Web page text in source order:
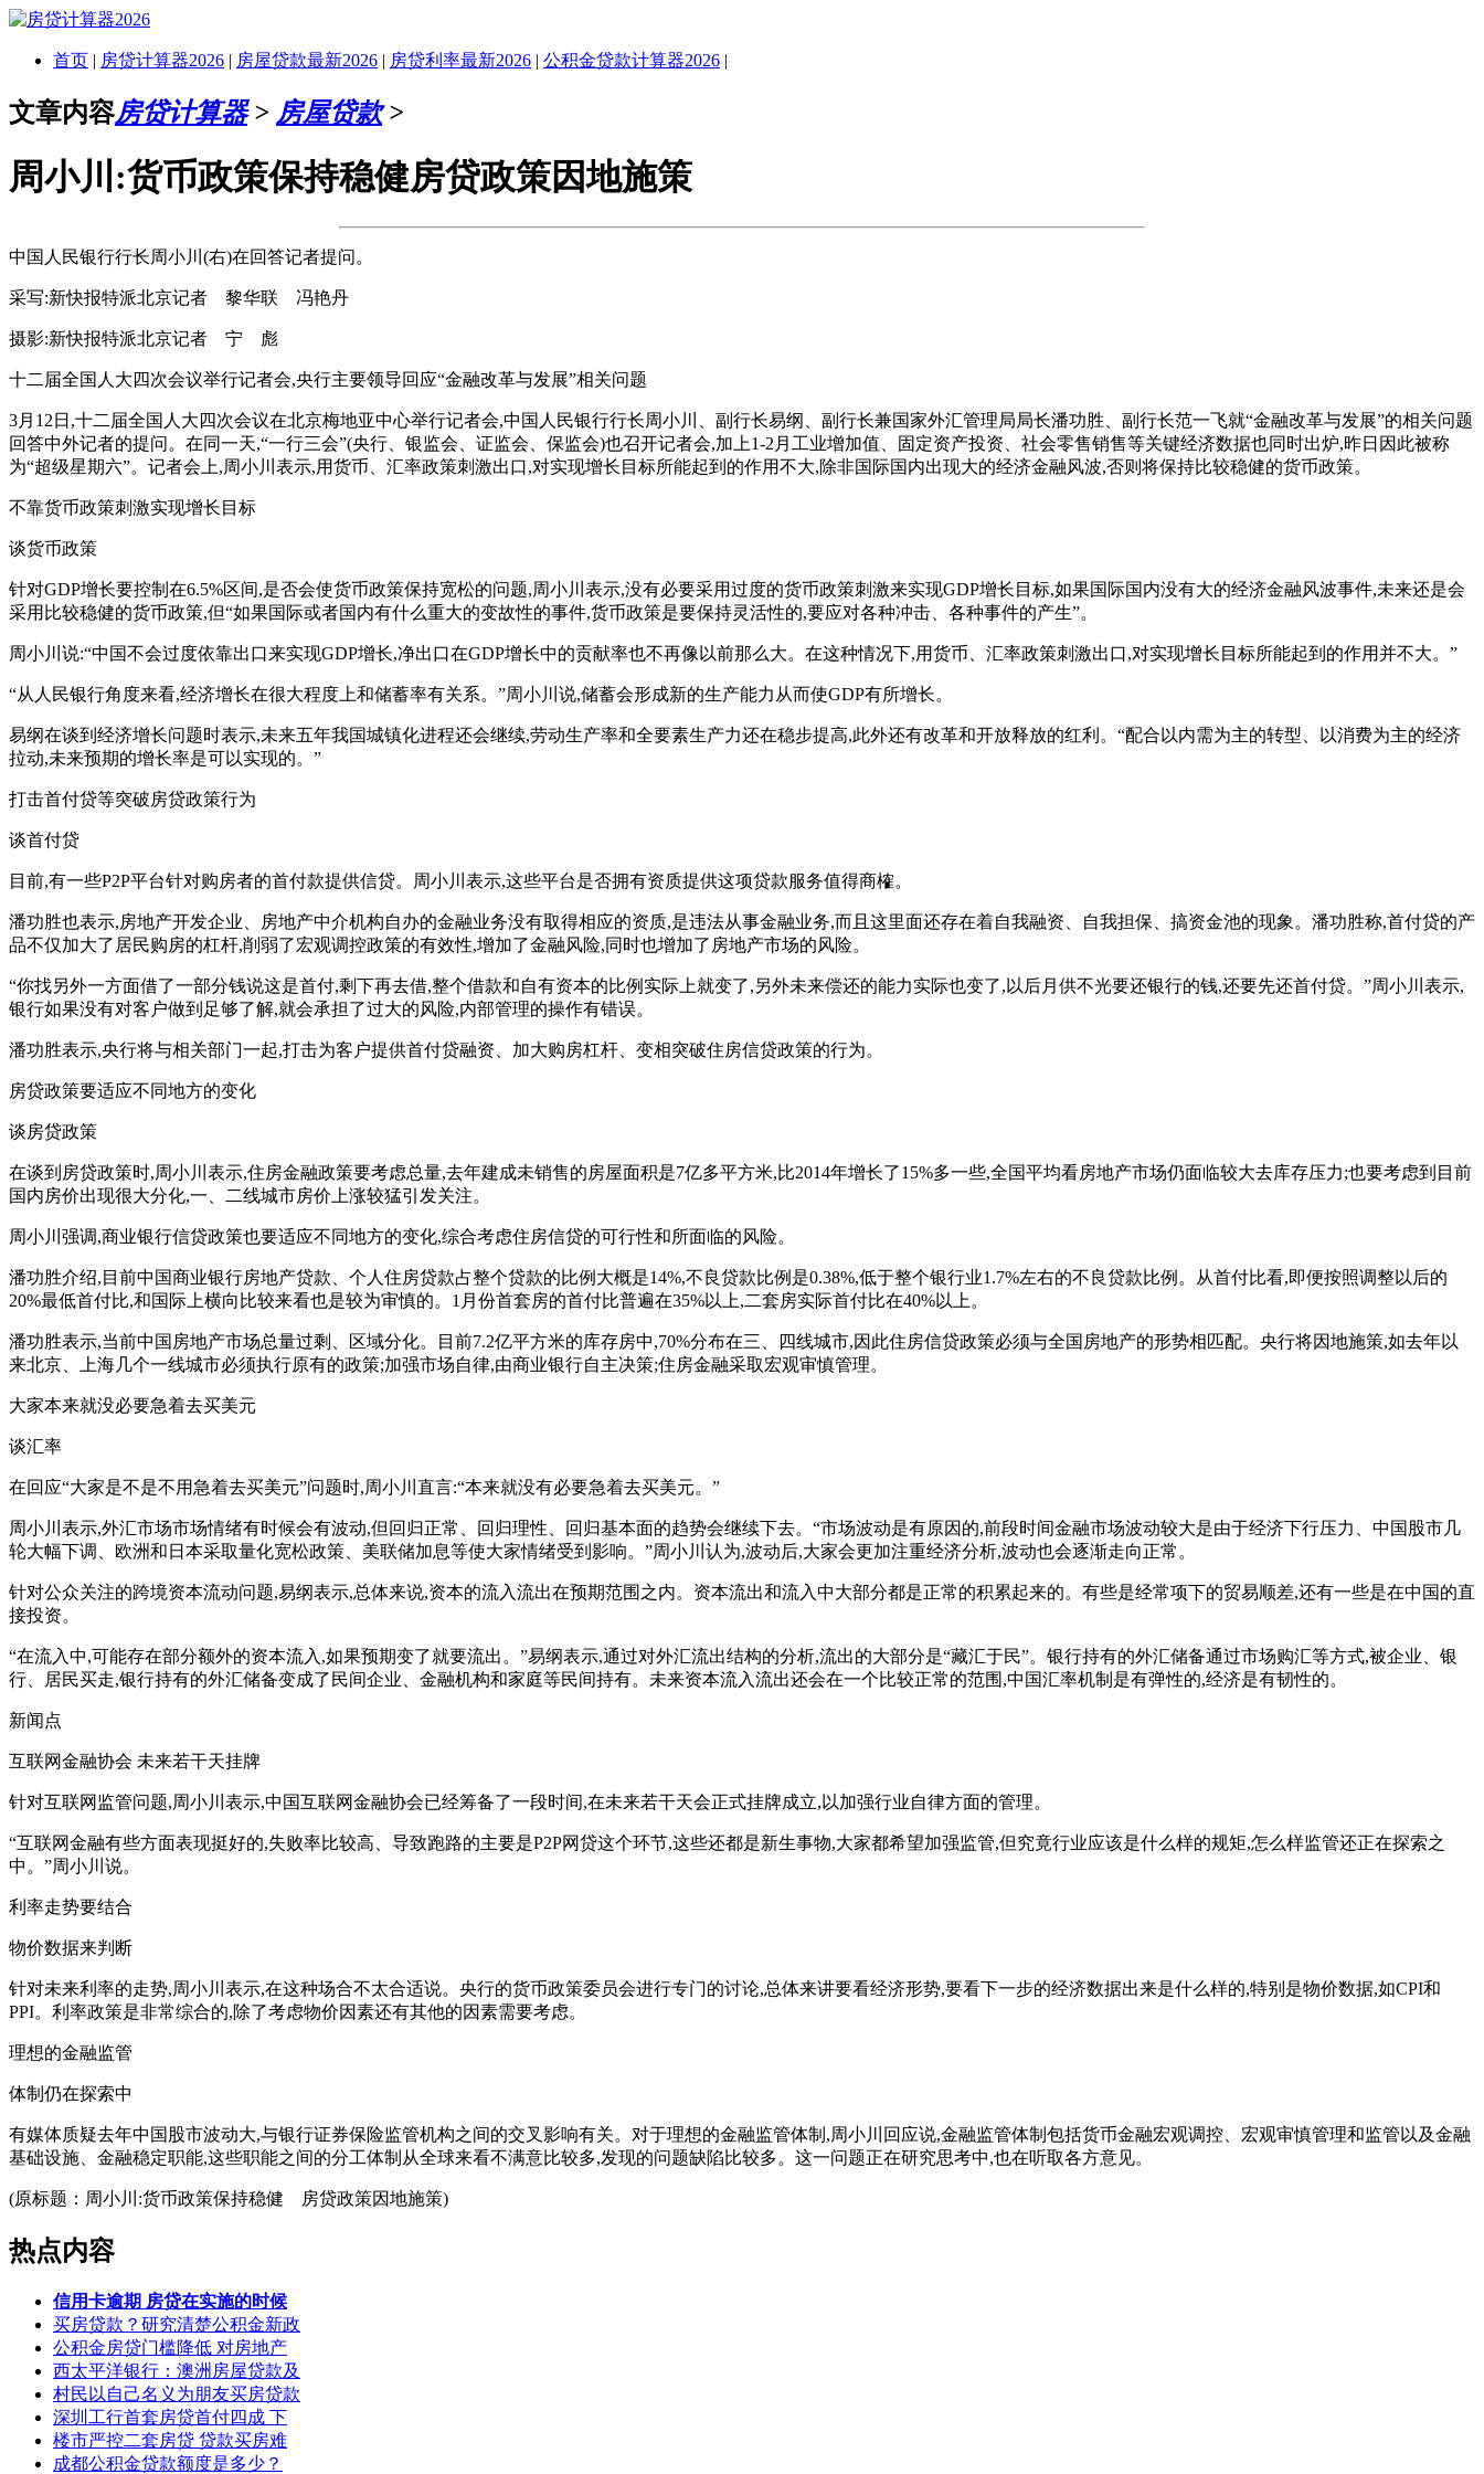
首页 | 房贷计算器2026 | 房屋贷款最新2026 | 房贷利率最新2026 | 公积金贷款计算器2026 |
文章内容房贷计算器> 房屋贷款>
周小川:货币政策保持稳健房贷政策因地施策
中国人民银行行长周小川(右)在回答记者提问。
采写:新快报特派北京记者 黎华联 冯艳丹
摄影:新快报特派北京记者 宁 彪
十二届全国人大四次会议举行记者会,央行主要领导回应“金融改革与发展”相关问题
3月12日,十二届全国人大四次会议在北京梅地亚中心举行记者会,中国人民银行行长周小川、副行长易纲、副行长兼国家外汇管理局局长潘功胜、副行长范一飞就“金融改革与发展”的相关问题
回答中外记者的提问。在同一天,“一行三会”(央行、银监会、证监会、保监会)也召开记者会,加上1-2月工业增加值、固定资产投资、社会零售销售等关键经济数据也同时出炉,昨日因此被称
为“超级星期六”。记者会上,周小川表示,用货币、汇率政策刺激出口,对实现增长目标所能起到的作用不大,除非国际国内出现大的经济金融风波,否则将保持比较稳健的货币政策。
不靠货币政策刺激实现增长目标
谈货币政策
针对GDP增长要控制在6.5%区间,是否会使货币政策保持宽松的问题,周小川表示,没有必要采用过度的货币政策刺激来实现GDP增长目标,如果国际国内没有大的经济金融风波事件,未来还是会
采用比较稳健的货币政策,但“如果国际或者国内有什么重大的变故性的事件,货币政策是要保持灵活性的,要应对各种冲击、各种事件的产生”。
周小川说:“中国不会过度依靠出口来实现GDP增长,净出口在GDP增长中的贡献率也不再像以前那么大。在这种情况下,用货币、汇率政策刺激出口,对实现增长目标所能起到的作用并不大。”
“从人民银行角度来看,经济增长在很大程度上和储蓄率有关系。”周小川说,储蓄会形成新的生产能力从而使GDP有所增长。
易纲在谈到经济增长问题时表示,未来五年我国城镇化进程还会继续,劳动生产率和全要素生产力还在稳步提高,此外还有改革和开放释放的红利。“配合以内需为主的转型、以消费为主的经济
拉动,未来预期的增长率是可以实现的。”
打击首付贷等突破房贷政策行为
谈首付贷
目前,有一些P2P平台针对购房者的首付款提供信贷。周小川表示,这些平台是否拥有资质提供这项贷款服务值得商榷。
潘功胜也表示,房地产开发企业、房地产中介机构自办的金融业务没有取得相应的资质,是违法从事金融业务,而且这里面还存在着自我融资、自我担保、搞资金池的现象。潘功胜称,首付贷的产
品不仅加大了居民购房的杠杆,削弱了宏观调控政策的有效性,增加了金融风险,同时也增加了房地产市场的风险。
“你找另外一方面借了一部分钱说这是首付,剩下再去借,整个借款和自有资本的比例实际上就变了,另外未来偿还的能力实际也变了,以后月供不光要还银行的钱,还要先还首付贷。”周小川表示,
银行如果没有对客户做到足够了解,就会承担了过大的风险,内部管理的操作有错误。
潘功胜表示,央行将与相关部门一起,打击为客户提供首付贷融资、加大购房杠杆、变相突破住房信贷政策的行为。
房贷政策要适应不同地方的变化
谈房贷政策
在谈到房贷政策时,周小川表示,住房金融政策要考虑总量,去年建成未销售的房屋面积是7亿多平方米,比2014年增长了15%多一些,全国平均看房地产市场仍面临较大去库存压力;也要考虑到目前
国内房价出现很大分化,一、二线城市房价上涨较猛引发关注。
周小川强调,商业银行信贷政策也要适应不同地方的变化,综合考虑住房信贷的可行性和所面临的风险。
潘功胜介绍,目前中国商业银行房地产贷款、个人住房贷款占整个贷款的比例大概是14%,不良贷款比例是0.38%,低于整个银行业1.7%左右的不良贷款比例。从首付比看,即便按照调整以后的
20%最低首付比,和国际上横向比较来看也是较为审慎的。1月份首套房的首付比普遍在35%以上,二套房实际首付比在40%以上。
潘功胜表示,当前中国房地产市场总量过剩、区域分化。目前7.2亿平方米的库存房中,70%分布在三、四线城市,因此住房信贷政策必须与全国房地产的形势相匹配。央行将因地施策,如去年以
来北京、上海几个一线城市必须执行原有的政策;加强市场自律,由商业银行自主决策;住房金融采取宏观审慎管理。
大家本来就没必要急着去买美元
谈汇率
在回应“大家是不是不用急着去买美元”问题时,周小川直言:“本来就没有必要急着去买美元。”
周小川表示,外汇市场市场情绪有时候会有波动,但回归正常、回归理性、回归基本面的趋势会继续下去。“市场波动是有原因的,前段时间金融市场波动较大是由于经济下行压力、中国股市几
轮大幅下调、欧洲和日本采取量化宽松政策、美联储加息等使大家情绪受到影响。”周小川认为,波动后,大家会更加注重经济分析,波动也会逐渐走向正常。
针对公众关注的跨境资本流动问题,易纲表示,总体来说,资本的流入流出在预期范围之内。资本流出和流入中大部分都是正常的积累起来的。有些是经常项下的贸易顺差,还有一些是在中国的直
接投资。
“在流入中,可能存在部分额外的资本流入,如果预期变了就要流出。”易纲表示,通过对外汇流出结构的分析,流出的大部分是“藏汇于民”。银行持有的外汇储备通过市场购汇等方式,被企业、银
行、居民买走,银行持有的外汇储备变成了民间企业、金融机构和家庭等民间持有。未来资本流入流出还会在一个比较正常的范围,中国汇率机制是有弹性的,经济是有韧性的。
新闻点
互联网金融协会 未来若干天挂牌
针对互联网监管问题,周小川表示,中国互联网金融协会已经筹备了一段时间,在未来若干天会正式挂牌成立,以加强行业自律方面的管理。
“互联网金融有些方面表现挺好的,失败率比较高、导致跑路的主要是P2P网贷这个环节,这些还都是新生事物,大家都希望加强监管,但究竟行业应该是什么样的规矩,怎么样监管还正在探索之
中。”周小川说。
利率走势要结合
物价数据来判断
针对未来利率的走势,周小川表示,在这种场合不太合适说。央行的货币政策委员会进行专门的讨论,总体来讲要看经济形势,要看下一步的经济数据出来是什么样的,特别是物价数据,如CPI和
PPI。利率政策是非常综合的,除了考虑物价因素还有其他的因素需要考虑。
理想的金融监管
体制仍在探索中
有媒体质疑去年中国股市波动大,与银行证券保险监管机构之间的交叉影响有关。对于理想的金融监管体制,周小川回应说,金融监管体制包括货币金融宏观调控、宏观审慎管理和监管以及金融
基础设施、金融稳定职能,这些职能之间的分工体制从全球来看不满意比较多,发现的问题缺陷比较多。这一问题正在研究思考中,也在听取各方意见。
(原标题：周小川:货币政策保持稳健 房贷政策因地施策)
热点内容
信用卡逾期 房贷在实施的时候
买房贷款？研究清楚公积金新政
公积金房贷门槛降低 对房地产
西太平洋银行：澳洲房屋贷款及
村民以自己名义为朋友买房贷款
深圳工行首套房贷首付四成 下
楼市严控二套房贷 贷款买房难
成都公积金贷款额度是多少？